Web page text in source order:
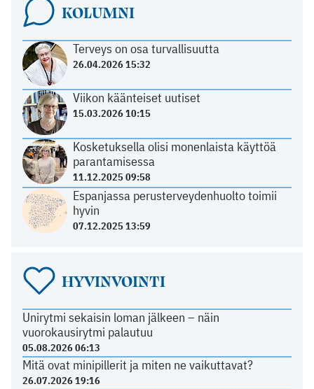
KOLUMNI
Terveys on osa turvallisuutta
26.04.2026 15:32
Viikon käänteiset uutiset
15.03.2026 10:15
Kosketuksella olisi monenlaista käyttöä
parantamisessa
11.12.2025 09:58
Espanjassa perusterveydenhuolto toimii
hyvin
07.12.2025 13:59
HYVINVOINTI
Unirytmi sekaisin loman jälkeen – näin
vuorokausirytmi palautuu
05.08.2026 06:13
Mitä ovat minipillerit ja miten ne vaikuttavat?
26.07.2026 19:16